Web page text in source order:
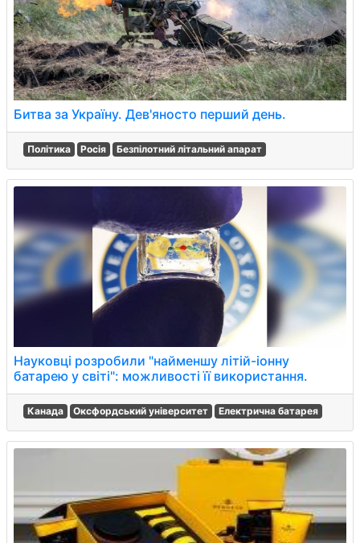
Битва за Україну. Дев'яносто перший день.
Політика Росія Безпілотний літальний апарат
Науковці розробили "найменшу літій-іонну
батарею у світі": можливості її використання.
Канада Оксфордський університет Електрична батарея